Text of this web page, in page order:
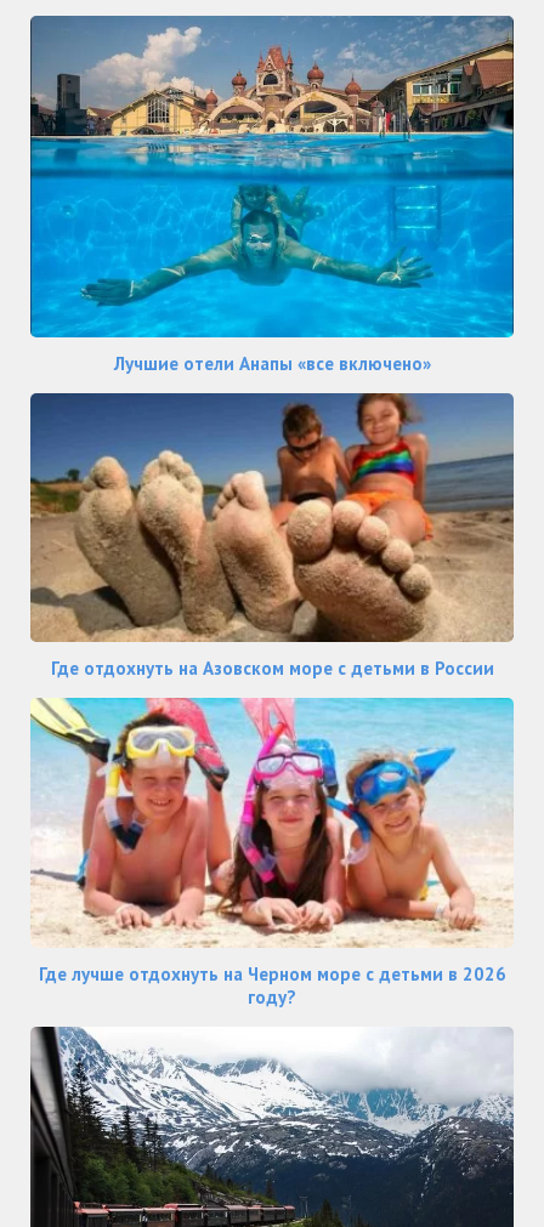
Лучшие отели Анапы «все включено»
Где отдохнуть на Азовском море с детьми в России
Где лучше отдохнуть на Черном море с детьми в 2026
году?